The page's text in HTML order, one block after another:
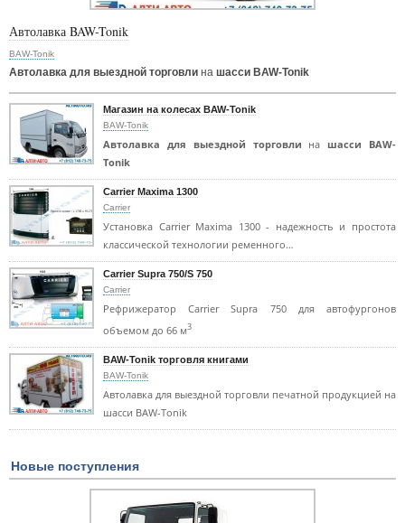
Автолавка BAW-Tonik
BAW-Tonik
Автолавка для выездной торговли на шасси BAW-Tonik
Магазин на колесах BAW-Tonik
BAW-Tonik
Автолавка для выездной торговли на шасси BAW-
Tonik
Carrier Maxima 1300
Carrier
Установка Carrier Maxima 1300 - надежность и простота
классической технологии ременного…
Carrier Supra 750/S 750
Carrier
Рефрижератор Carrier Supra 750 для автофургонов
объемом до 66 м3
BAW-Tonik торговля книгами
BAW-Tonik
Автолавка для выездной торговли печатной продукцией на
шасси BAW-Tonik
Новые поступления